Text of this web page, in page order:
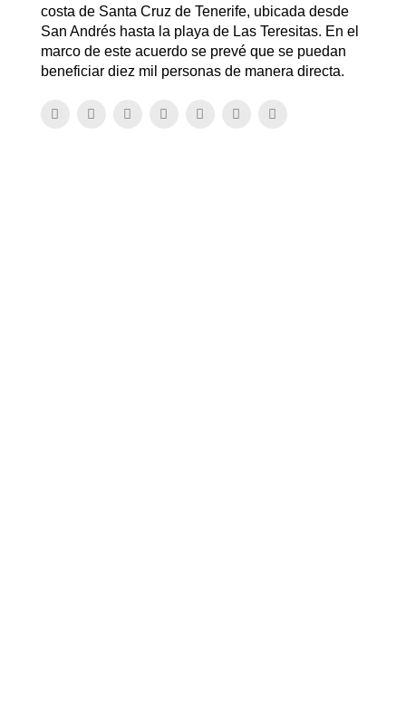
costa de Santa Cruz de Tenerife, ubicada desde
San Andrés hasta la playa de Las Teresitas. En el
marco de este acuerdo se prevé que se puedan
beneficiar diez mil personas de manera directa.